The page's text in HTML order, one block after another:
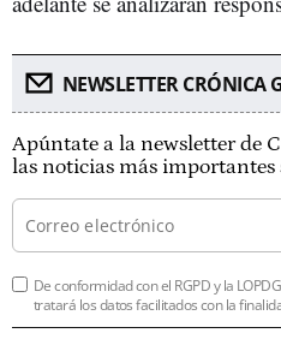
NEWSLETTER CRÓNICA
Apúntate a la newsletter de
las noticias más importantes
De conformidad con el RGPD y la
tratará los datos facilitados con la